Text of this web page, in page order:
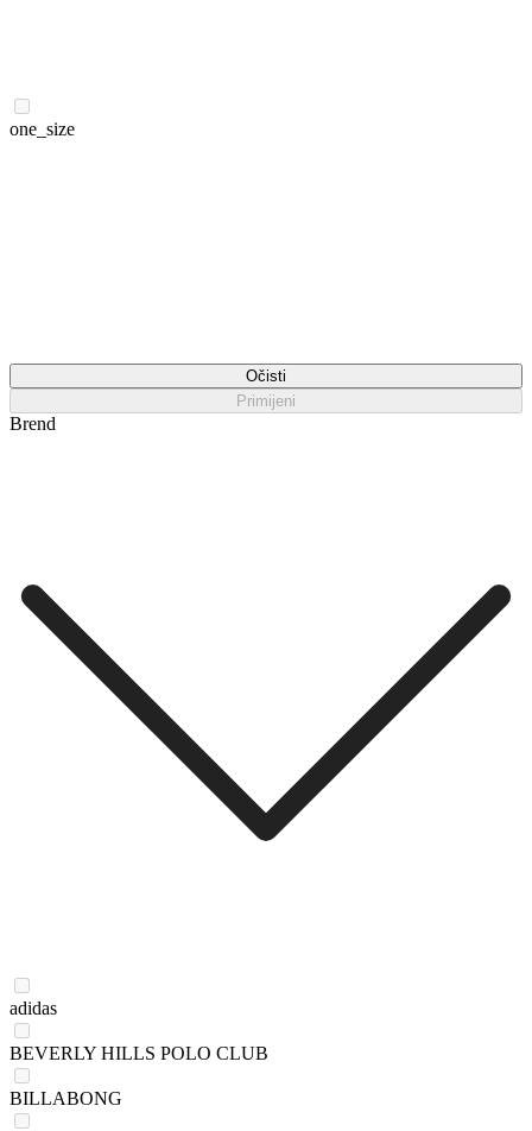
one_size
Očisti
Primijeni
Brend
adidas
BEVERLY HILLS POLO CLUB
BILLABONG